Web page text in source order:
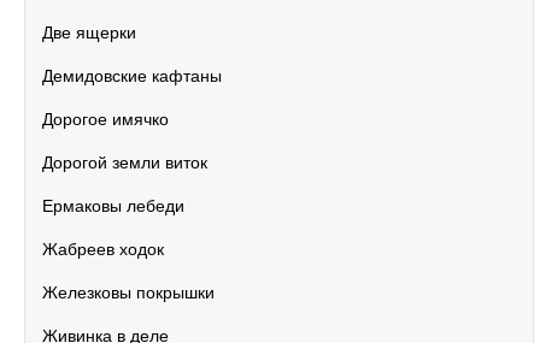
Две ящерки
Демидовские кафтаны
Дорогое имячко
Дорогой земли виток
Ермаковы лебеди
Жабреев ходок
Железковы покрышки
Живинка в деле